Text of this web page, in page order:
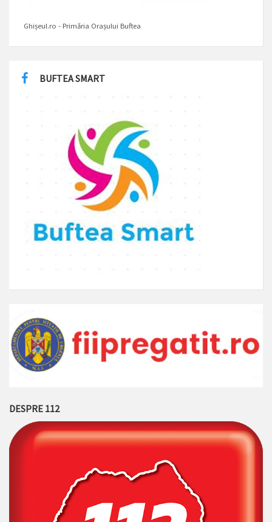
Ghișeul.ro - Primăria Orașului Buftea
BUFTEA SMART
DESPRE 112